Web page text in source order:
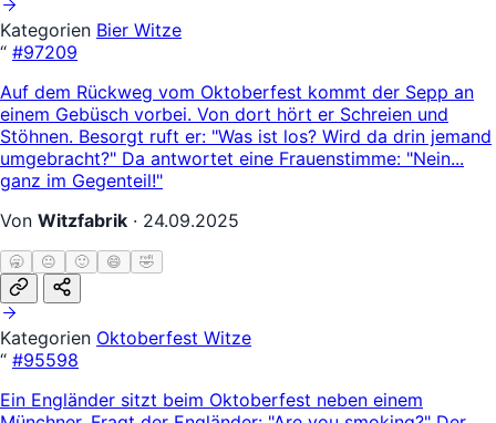
Kategorien Bier Witze
“ #97209
Auf dem Rückweg vom Oktoberfest kommt der Sepp an
einem Gebüsch vorbei. Von dort hört er Schreien und
Stöhnen. Besorgt ruft er: "Was ist los? Wird da drin jemand
umgebracht?" Da antwortet eine Frauenstimme: "Nein...
ganz im Gegenteil!"
Von Witzfabrik · 24.09.2025
🥱 😐 🙂 😄 🤣
Kategorien Oktoberfest Witze
“ #95598
Ein Engländer sitzt beim Oktoberfest neben einem